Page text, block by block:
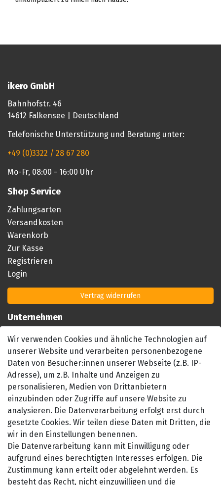
ikero GmbH
Bahnhofstr. 46
14612 Falkensee | Deutschland
Telefonische Unterstützung und Beratung unter:
+49 (0)3322 / 28 67 280
Mo-Fr, 08:00 - 16:00 Uhr
Shop Service
Zahlungsarten
Versandkosten
Warenkorb
Zur Kasse
Registrieren
Login
Vertrag widerrufen
Unternehmen
Impressum
AGB
Datenschutzerklärung
Barrierefreiheitserklärung
Widerrufsrecht
Kontakt
Wir verwenden Cookies und ähnliche Technologien auf
unserer Website und verarbeiten personenbezogene
Daten von Besucher:innen unserer Webseite (z.B. IP-
Adresse), um z.B. Inhalte und Anzeigen zu
personalisieren, Medien von Drittanbietern
einzubinden oder Zugriffe auf unsere Website zu
analysieren. Die Datenverarbeitung erfolgt erst durch
gesetzte Cookies. Wir teilen diese Daten mit Dritten, die
wir in den Einstellungen benennen.
Die Datenverarbeitung kann mit Einwilligung oder
aufgrund eines berechtigten Interesses erfolgen. Die
Zustimmung kann erteilt oder abgelehnt werden. Es
besteht das Recht, nicht einzuwilligen und die